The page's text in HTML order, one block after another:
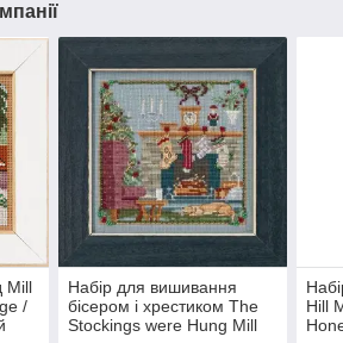
Mill
/
Набір для вишивання
бісером і хрестиком The
Stockings were Hung Mill
Hill